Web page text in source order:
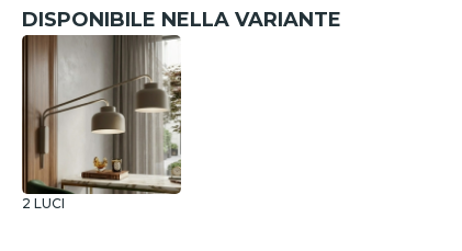
DISPONIBILE NELLA VARIANTE
2 LUCI